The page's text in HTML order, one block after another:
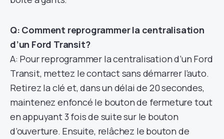
Q: Comment reprogrammer la centralisation
d’un Ford Transit?
A: Pour reprogrammer la centralisation d’un Ford
Transit, mettez le contact sans démarrer l’auto.
Retirez la clé et, dans un délai de 20 secondes,
maintenez enfoncé le bouton de fermeture tout
en appuyant 3 fois de suite sur le bouton
d’ouverture. Ensuite, relâchez le bouton de